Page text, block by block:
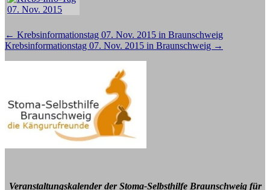
Beitragsnavigation
← Krebsinformationstag 07. Nov. 2015 in Braunschweig
Krebsinformationstag 07. Nov. 2015 in Braunschweig →
Veranstaltungskalender der Stoma-Selbsthilfe Braunschweig für